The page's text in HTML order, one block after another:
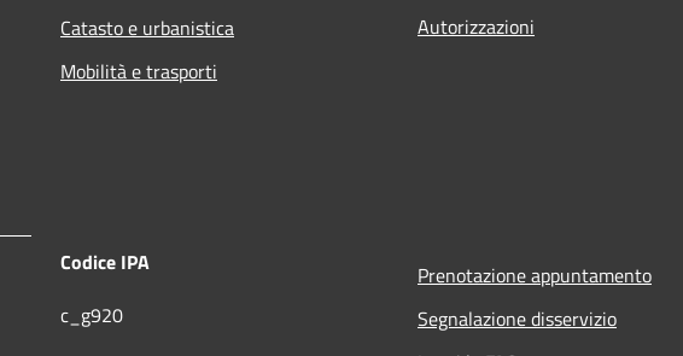
Catasto e urbanistica
Mobilità e trasporti
Autorizzazioni
Codice IPA
c_g920
Prenotazione appuntamento
Segnalazione disservizio